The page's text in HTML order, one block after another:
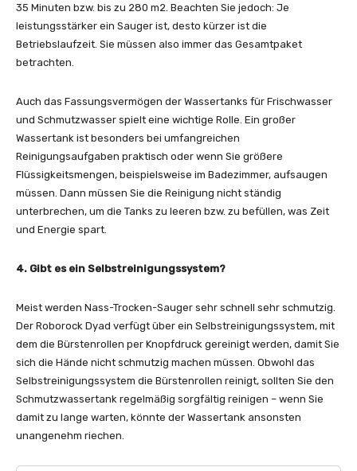
35 Minuten bzw. bis zu 280 m2. Beachten Sie jedoch: Je
leistungsstärker ein Sauger ist, desto kürzer ist die
Betriebslaufzeit. Sie müssen also immer das Gesamtpaket
betrachten.
Auch das Fassungsvermögen der Wassertanks für Frischwasser
und Schmutzwasser spielt eine wichtige Rolle. Ein großer
Wassertank ist besonders bei umfangreichen
Reinigungsaufgaben praktisch oder wenn Sie größere
Flüssigkeitsmengen, beispielsweise im Badezimmer, aufsaugen
müssen. Dann müssen Sie die Reinigung nicht ständig
unterbrechen, um die Tanks zu leeren bzw. zu befüllen, was Zeit
und Energie spart.
4. Gibt es ein Selbstreinigungssystem?
Meist werden Nass-Trocken-Sauger sehr schnell sehr schmutzig.
Der Roborock Dyad verfügt über ein Selbstreinigungssystem, mit
dem die Bürstenrollen per Knopfdruck gereinigt werden, damit Sie
sich die Hände nicht schmutzig machen müssen. Obwohl das
Selbstreinigungssystem die Bürstenrollen reinigt, sollten Sie den
Schmutzwassertank regelmäßig sorgfältig reinigen – wenn Sie
damit zu lange warten, könnte der Wassertank ansonsten
unangenehm riechen.